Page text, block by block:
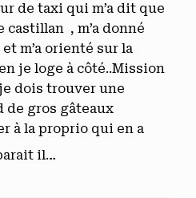
de taxi qui m’a dit que
, m’a donné
m’a orienté sur la
je loge à côté..Mission
dois trouver une
de gros gâteaux
à la proprio qui en a
il…